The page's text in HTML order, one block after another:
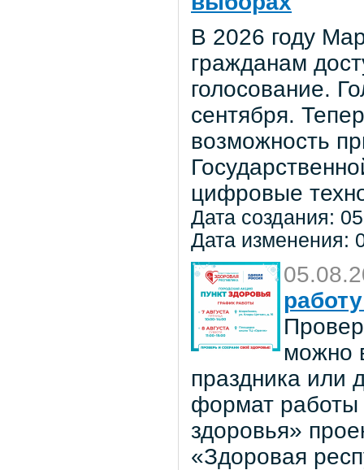
В 2026 году
гражданам
голосование.
сентября.
возможность
цифровые
Дата создания:
Дата изменения:
можно
праздника или
формат работы
здоровья»
«Здоровая